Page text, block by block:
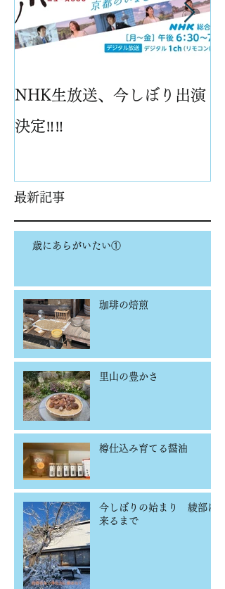
NHK生放送、今しぼり出演
決定‼️‼️
最新記事
歳にあらがいたい①
珈琲の焙煎
里山の豊かさ
樽仕込み育てる醤油
今しぼりの始まり 綾部に
来るまで